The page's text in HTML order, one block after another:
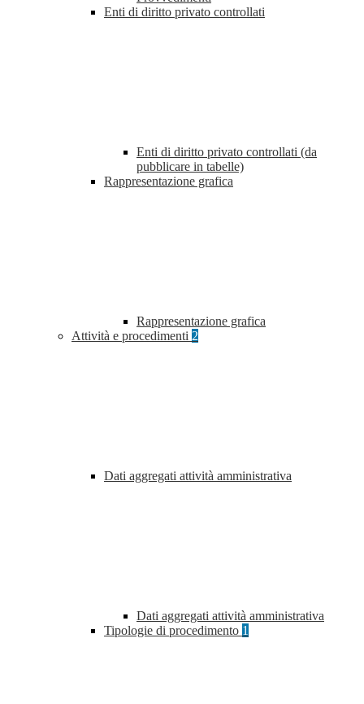
Enti di diritto privato controllati
Enti di diritto privato controllati (da
pubblicare in tabelle)
Rappresentazione grafica
Rappresentazione grafica
Attività e procedimenti 2
Dati aggregati attività amministrativa
Dati aggregati attività amministrativa
Tipologie di procedimento 1